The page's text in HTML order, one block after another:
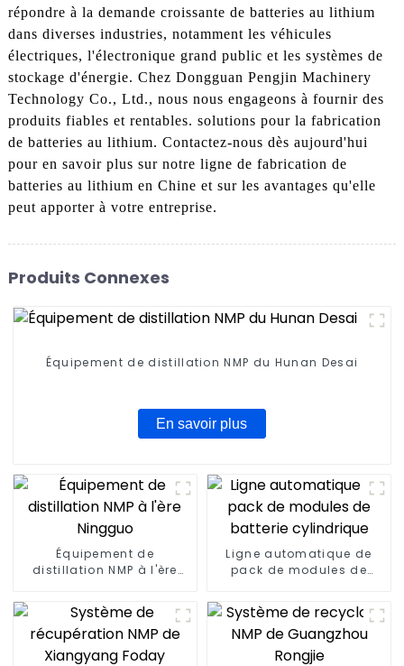
répondre à la demande croissante de batteries au lithium
dans diverses industries, notamment les véhicules
électriques, l'électronique grand public et les systèmes de
stockage d'énergie. Chez Dongguan Pengjin Machinery
Technology Co., Ltd., nous nous engageons à fournir des
produits fiables et rentables. solutions pour la fabrication
de batteries au lithium. Contactez-nous dès aujourd'hui
pour en savoir plus sur notre ligne de fabrication de
batteries au lithium en Chine et sur les avantages qu'elle
peut apporter à votre entreprise.
Produits Connexes
Équipement de distillation NMP du Hunan Desai
En savoir plus
Équipement de
distillation NMP à l'ère
Ligne automatique de
pack de modules de